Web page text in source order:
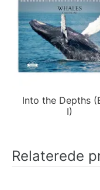
Into the Depths
I)
Relaterede